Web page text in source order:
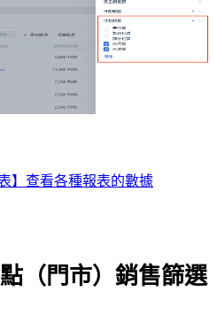
】查看各種報表的數據
（門市）銷售篩選